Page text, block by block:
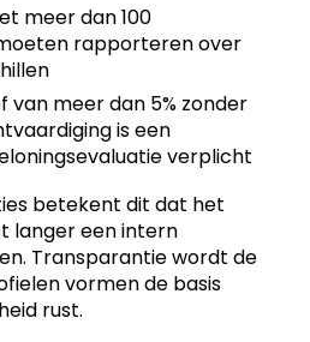
meer dan 100
rapporteren over
van meer dan 5% zonder
is een
verplicht
betekent dit dat het
langer een intern
Transparantie wordt de
vormen de basis
rust.